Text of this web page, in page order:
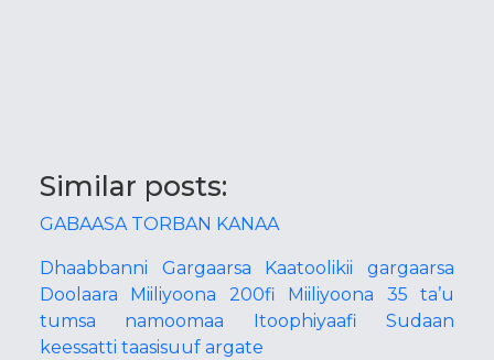
Similar posts:
GABAASA TORBAN KANAA
Dhaabbanni Gargaarsa Kaatoolikii gargaarsa
Doolaara Miiliyoona 200fi Miiliyoona 35 ta’u
tumsa namoomaa Itoophiyaafi Sudaan
keessatti taasisuuf argate